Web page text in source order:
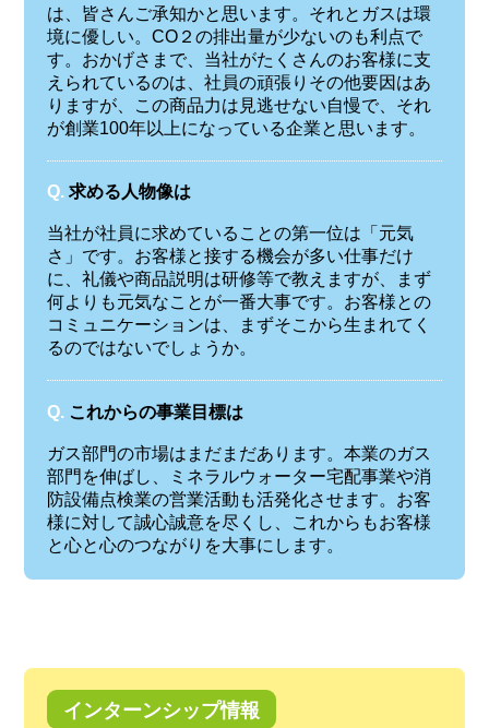
は、皆さんご承知かと思います。それとガスは環
境に優しい。CO２の排出量が少ないのも利点で
す。おかげさまで、当社がたくさんのお客様に支
えられているのは、社員の頑張りその他要因はあ
りますが、この商品力は見逃せない自慢で、それ
が創業100年以上になっている企業と思います。
Q. 求める人物像は
当社が社員に求めていることの第一位は「元気
さ」です。お客様と接する機会が多い仕事だけ
に、礼儀や商品説明は研修等で教えますが、まず
何よりも元気なことが一番大事です。お客様との
コミュニケーションは、まずそこから生まれてく
るのではないでしょうか。
Q. これからの事業目標は
ガス部門の市場はまだまだあります。本業のガス
部門を伸ばし、ミネラルウォーター宅配事業や消
防設備点検業の営業活動も活発化させます。お客
様に対して誠心誠意を尽くし、これからもお客様
と心と心のつながりを大事にします。
インターンシップ情報